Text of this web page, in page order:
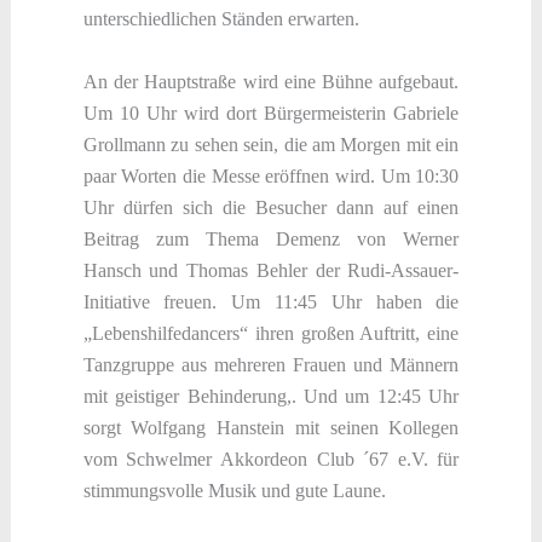
unterschiedlichen Ständen erwarten.
An der Hauptstraße wird eine Bühne aufgebaut.
Um 10 Uhr wird dort Bürgermeisterin Gabriele
Grollmann zu sehen sein, die am Morgen mit ein
paar Worten die Messe eröffnen wird. Um 10:30
Uhr dürfen sich die Besucher dann auf einen
Beitrag zum Thema Demenz von Werner
Hansch und Thomas Behler der Rudi-Assauer-
Initiative freuen. Um 11:45 Uhr haben die
„Lebenshilfedancers“ ihren großen Auftritt, eine
Tanzgruppe aus mehreren Frauen und Männern
mit geistiger Behinderung,. Und um 12:45 Uhr
sorgt Wolfgang Hanstein mit seinen Kollegen
vom Schwelmer Akkordeon Club ´67 e.V. für
stimmungsvolle Musik und gute Laune.